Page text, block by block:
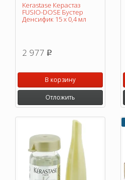
Kerastase Керастаз
FUSIO-DOSE Бустер
Денсифик 15 x 0,4 мл
2 977 p
В корзину
Отложить